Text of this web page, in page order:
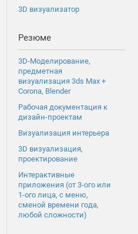
3D визуализатор
Резюме
3D-Моделирование,
предметная
визуализация 3ds Max +
Corona, Blender
Рабочая документация к
дизайн-проектам
Визуализация интерьера
3D визуализация,
проектирование
Интерактивные
приложения (от 3-ого или
1-ого лица, с меню,
сменой времени года,
любой сложности)